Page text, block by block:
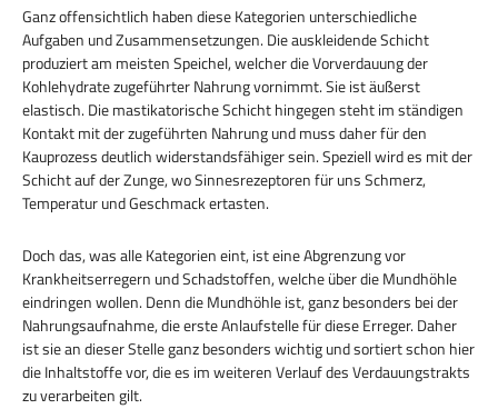
Ganz offensichtlich haben diese Kategorien unterschiedliche
Aufgaben und Zusammensetzungen. Die auskleidende Schicht
produziert am meisten Speichel, welcher die Vorverdauung der
Kohlehydrate zugeführter Nahrung vornimmt. Sie ist äußerst
elastisch. Die mastikatorische Schicht hingegen steht im ständigen
Kontakt mit der zugeführten Nahrung und muss daher für den
Kauprozess deutlich widerstandsfähiger sein. Speziell wird es mit der
Schicht auf der Zunge, wo Sinnesrezeptoren für uns Schmerz,
Temperatur und Geschmack ertasten.
Doch das, was alle Kategorien eint, ist eine Abgrenzung vor
Krankheitserregern und Schadstoffen, welche über die Mundhöhle
eindringen wollen. Denn die Mundhöhle ist, ganz besonders bei der
Nahrungsaufnahme, die erste Anlaufstelle für diese Erreger. Daher
ist sie an dieser Stelle ganz besonders wichtig und sortiert schon hier
die Inhaltstoffe vor, die es im weiteren Verlauf des Verdauungstrakts
zu verarbeiten gilt.